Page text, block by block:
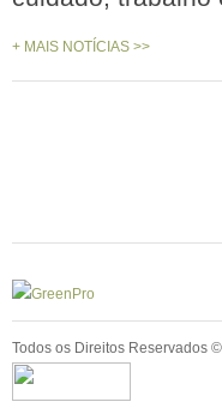
+ MAIS NOTÍCIAS >>
Todos os Direitos Reservados